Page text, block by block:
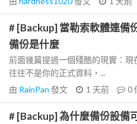
# [Backup] 當勒索軟體連備
備份是什麼
前面幾篇提過一個殘酷的現實：
往往不是你的正式資料，...
由 RainPan 發文 1 天前 0
# [Backup] 為什麼備份設備